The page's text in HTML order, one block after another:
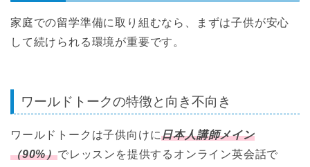
家庭での留学準備に取り組むなら、まずは子供が安心
して続けられる環境が重要です。
ワールドトークの特徴と向き不向き
ワールドトークは子供向けに日本人講師メイン
（90%）でレッスンを提供するオンライン英会話で